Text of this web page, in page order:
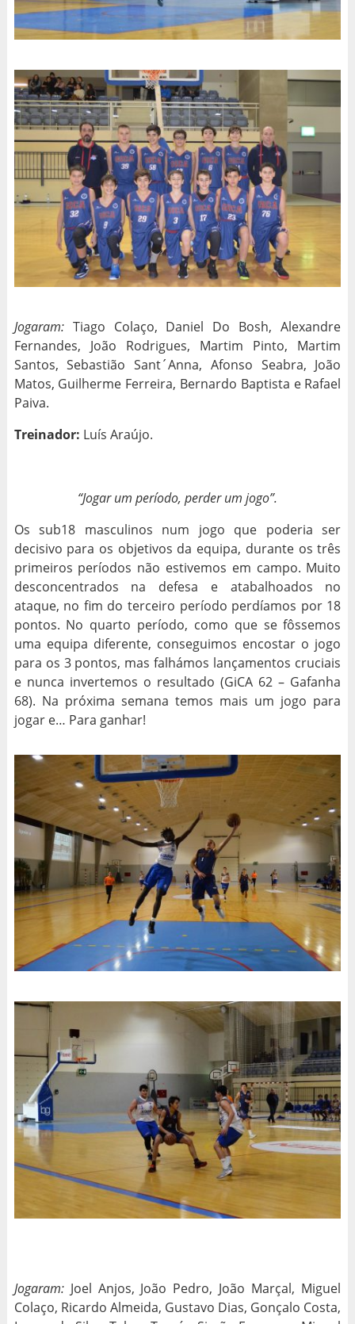
Jogaram:Tiago Colaço, Daniel Do Bosh, Alexandre
Fernandes, João Rodrigues, Martim Pinto, Martim
Santos, Sebastião Sant´Anna, Afonso Seabra, João
Matos, Guilherme Ferreira, Bernardo Baptista e Rafael
Paiva.
Treinador: Luís Araújo.
“Jogar um período, perder um jogo”.
Os sub18 masculinos num jogo que poderia ser
decisivo para os objetivos da equipa, durante os três
primeiros períodos não estivemos em campo. Muito
desconcentrados na defesa e atabalhoados no
ataque, no fim do terceiro período perdíamos por 18
pontos. No quarto período, como que se fôssemos
uma equipa diferente, conseguimos encostar o jogo
para os 3 pontos, mas falhámos lançamentos cruciais
e nunca invertemos o resultado (GiCA 62 – Gafanha
68). Na próxima semana temos mais um jogo para
jogar e… Para ganhar!
Jogaram:Joel Anjos, João Pedro, João Marçal, Miguel
Colaço, Ricardo Almeida, Gustavo Dias, Gonçalo Costa,